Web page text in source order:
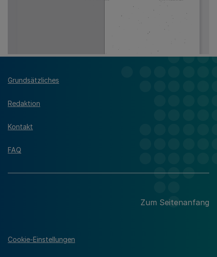
Grundsätzliches
Redaktion
Kontakt
FAQ
Zum Seitenanfang
Cookie-Einstellungen